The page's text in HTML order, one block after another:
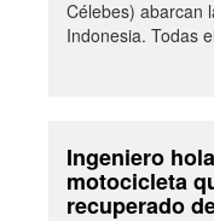
Célebes) abarcan
Indonesia. Todas
Ingeniero
motocicleta
recuperado